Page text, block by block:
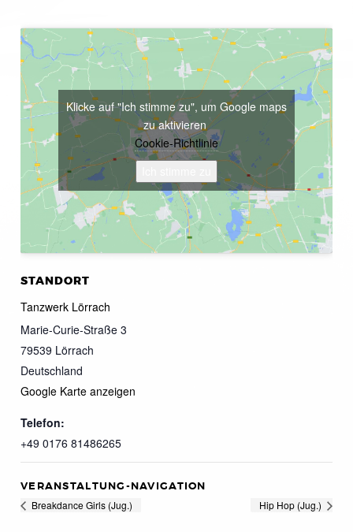
STANDORT
Tanzwerk Lörrach
Marie-Curie-Straße 3
79539 Lörrach
Deutschland
Google Karte anzeigen
Telefon:
+49 0176 81486265
Klicke auf "Ich stimme zu", um Google maps
zu aktivieren
Cookie-Richtlinie
VERANSTALTUNG-NAVIGATION
Breakdance Girls (Jug.) Hip Hop (Jug.)